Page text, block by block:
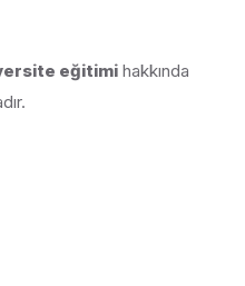
eğitimi hakkında